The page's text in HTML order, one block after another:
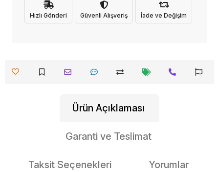
Hızlı Gönderi Güvenli Alışveriş İade ve Değişim
Ürün Açıklaması
Garanti ve Teslimat
Taksit Seçenekleri Yorumlar